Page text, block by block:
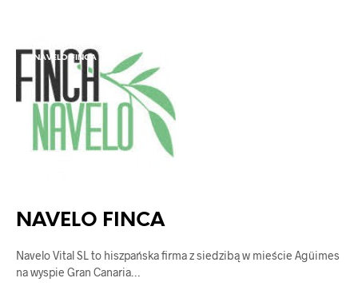
NAVELO FINCA
NAVELO FINCA
Navelo Vital SL to hiszpańska firma z siedzibą w mieście Agüimes
na wyspie Gran Canaria…